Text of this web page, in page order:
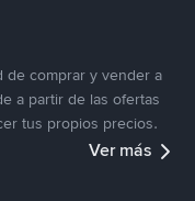
de comprar y vender a
a partir de las ofertas
tus propios precios.
Ver más